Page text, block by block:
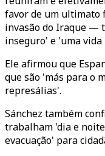
favor de um ultimato
invasão do Iraque —
inseguro' e 'uma
Ele afirmou que
que são 'más para o
represálias'.
Sánchez também
trabalham 'dia e
evacuação' para